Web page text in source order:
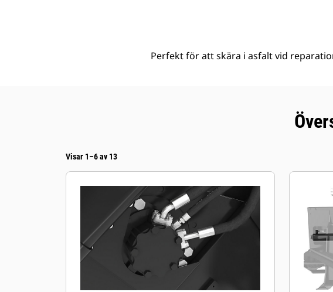
Perfekt för att skära i asfalt vid
Visar 1–6 av 13